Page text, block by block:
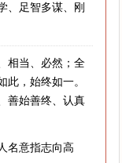
、足智多谋、刚
相当、必然；全
此，始终如一。
善始善终、认真
名意指志向高